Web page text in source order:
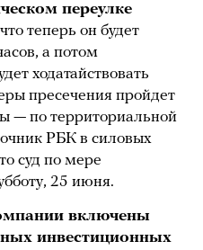
переулке
теперь он будет
а потом
ходатайствовать
пресечения пройдет
— по территориальной
РБК в силовых
суд по мере
25 июня.
включены
инвестиционных